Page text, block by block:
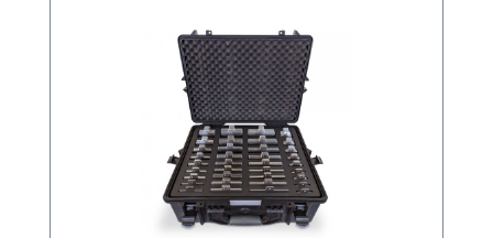
und die sorgfältige Beschriftung der
Ausgleichsbleche wird die Zeit für eine
optimale Ausrichtung auf ein Minimum
reduziert werden. Darüber hinaus gibt es
eine Mengenstaffel mit attraktiven
Rabatten. Die Ausgleichsbleche werden in
Verpackungseinheiten à 10 Stück oder in
einem praktischen Koffer angeboten.